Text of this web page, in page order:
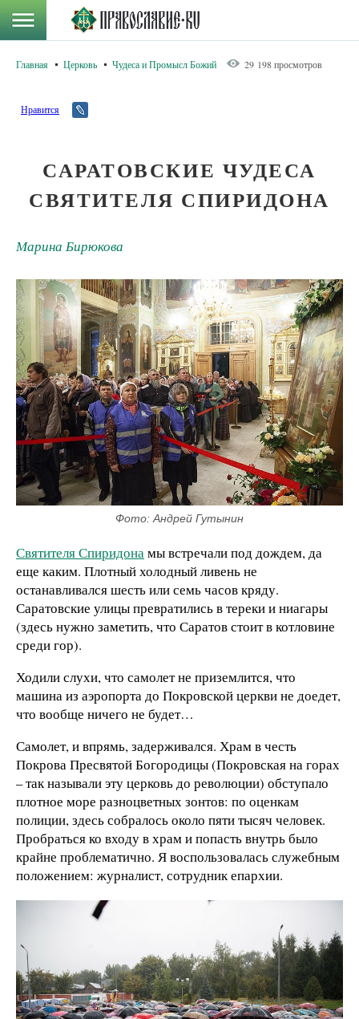
Главная Церковь Чудеса и Промысл Божий 29 198 просмотров
Нравится
САРАТОВСКИЕ ЧУДЕСА
СВЯТИТЕЛЯ СПИРИДОНА
Марина Бирюкова
Фото: Андрей Гутынин
Святителя Спиридонамы встречали под дождем, да
еще каким. Плотный холодный ливень не
останавливался шесть или семь часов кряду.
Саратовские улицы превратились в тереки и ниагары
(здесь нужно заметить, что Саратов стоит в котловине
среди гор).
Ходили слухи, что самолет не приземлится, что
машина из аэропорта до Покровской церкви не доедет,
что вообще ничего не будет…
Самолет, и впрямь, задерживался. Храм в честь
Покрова Пресвятой Богородицы (Покровская на горах
– так называли эту церковь до революции) обступало
плотное море разноцветных зонтов: по оценкам
полиции, здесь собралось около пяти тысяч человек.
Пробраться ко входу в храм и попасть внутрь было
крайне проблематично. Я воспользовалась служебным
положением: журналист, сотрудник епархии.